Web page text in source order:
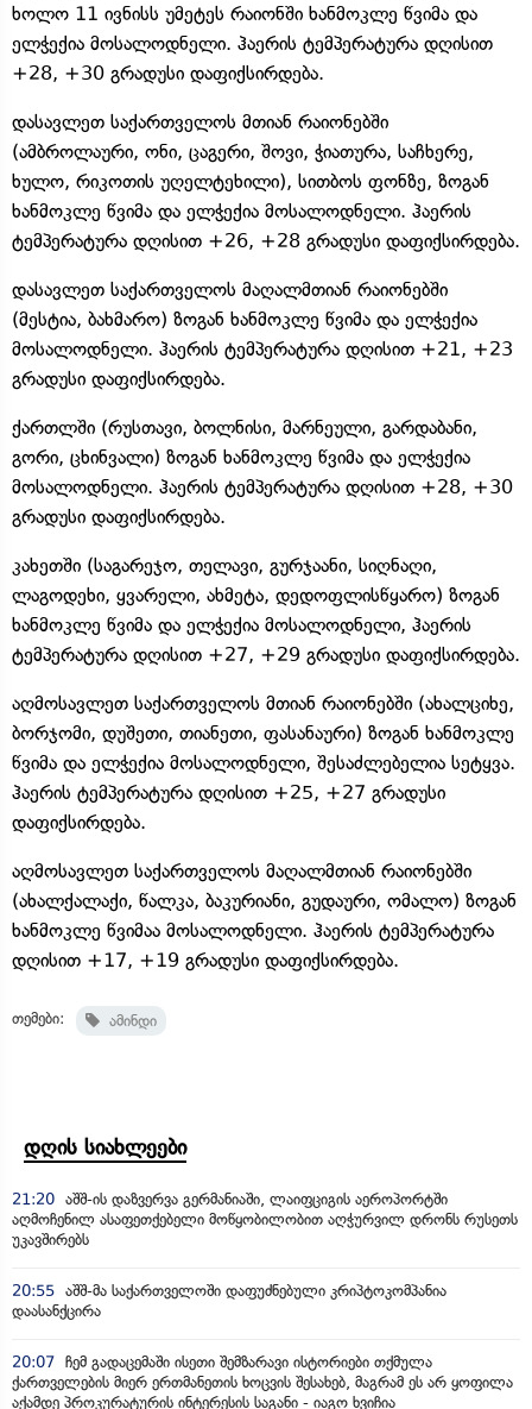
ხოლო 11 ივნისს უმეტეს რაიონში ხანმოკლე წვიმა და
ელჭექია მოსალოდნელი. ჰაერის ტემპერატურა დღისით
+28, +30 გრადუსი დაფიქსირდება.
დასავლეთ საქართველოს მთიან რაიონებში
(ამბროლაური, ონი, ცაგერი, შოვი, ჭიათურა, საჩხერე,
ხულო, რიკოთის უღელტეხილი), სითბოს ფონზე, ზოგან
ხანმოკლე წვიმა და ელჭექია მოსალოდნელი. ჰაერის
ტემპერატურა დღისით +26, +28 გრადუსი დაფიქსირდება.
დასავლეთ საქართველოს მაღალმთიან რაიონებში
(მესტია, ბახმარო) ზოგან ხანმოკლე წვიმა და ელჭექია
მოსალოდნელი. ჰაერის ტემპერატურა დღისით +21, +23
გრადუსი დაფიქსირდება.
ქართლში (რუსთავი, ბოლნისი, მარნეული, გარდაბანი,
გორი, ცხინვალი) ზოგან ხანმოკლე წვიმა და ელჭექია
მოსალოდნელი. ჰაერის ტემპერატურა დღისით +28, +30
გრადუსი დაფიქსირდება.
კახეთში (საგარეჯო, თელავი, გურჯაანი, სიღნაღი,
ლაგოდეხი, ყვარელი, ახმეტა, დედოფლისწყარო) ზოგან
ხანმოკლე წვიმა და ელჭექია მოსალოდნელი, ჰაერის
ტემპერატურა დღისით +27, +29 გრადუსი დაფიქსირდება.
აღმოსავლეთ საქართველოს მთიან რაიონებში (ახალციხე,
ბორჯომი, დუშეთი, თიანეთი, ფასანაური) ზოგან ხანმოკლე
წვიმა და ელჭექია მოსალოდნელი, შესაძლებელია სეტყვა.
ჰაერის ტემპერატურა დღისით +25, +27 გრადუსი
დაფიქსირდება.
აღმოსავლეთ საქართველოს მაღალმთიან რაიონებში
(ახალქალაქი, წალკა, ბაკურიანი, გუდაური, ომალო) ზოგან
ხანმოკლე წვიმაა მოსალოდნელი. ჰაერის ტემპერატურა
დღისით +17, +19 გრადუსი დაფიქსირდება.
თემები: ამინდი
დღის სიახლეები
21:20 აშშ-ის დაზვერვა გერმანიაში, ლაიფციგის აეროპორტში
აღმოჩენილ ასაფეთქებელი მოწყობილობით აღჭურვილ დრონს რუსეთს
უკავშირებს
20:55 აშშ-მა საქართველოში დაფუძნებული კრიპტოკომპანია
დაასანქცირა
20:07 ჩემ გადაცემაში ისეთი შემზარავი ისტორიები თქმულა
ქართველების მიერ ერთმანეთის ხოცვის შესახებ, მაგრამ ეს არ ყოფილა
აქამდე პროკურატურის ინტერესის საგანი - იაგო ხვიჩია